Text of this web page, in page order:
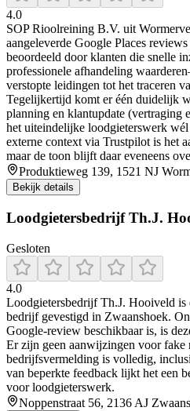
4.0
SOP Rioolreining B.V. uit
aangeleverde Google Places
beoordeeld door klanten die snelle
professionele afhandeling
verstopte leidingen tot het traceren
Tegelijkertijd komt er één duidelijk
planning en klantupdate (vertraging
het uiteindelijke loodgieterswerk
externe context via Trustpilot is het
maar de toon blijft daar eveneens
Produktieweg 139, 1521 NJ
Bekijk details
Loodgietersbedrijf Th.J.
Gesloten
4.0
Loodgietersbedrijf Th.J. Hooiveld is
bedrijf gevestigd in Zwaanshoek.
Google‑review beschikbaar is, is
Er zijn geen aanwijzingen voor fake
bedrijfsvermelding is volledig,
van beperkte feedback lijkt het een
voor loodgieterswerk.
Noppenstraat 56, 2136 AJ